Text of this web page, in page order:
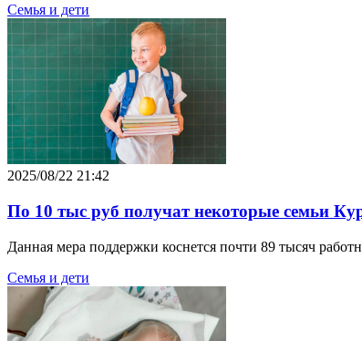
Семья и дети
2025/08/22 21:42
По 10 тыс руб получат некоторые семьи
Данная мера поддержки коснется почти 89 тысяч
Семья и дети